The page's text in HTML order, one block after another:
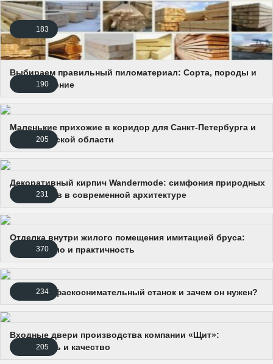
183
Выбираем правильный пиломатериал: Сорта, породы и
их применение
190
Маленькие прихожие в коридор для Санкт-Петербурга и
Ленинградской области
205
Декоративный кирпич Wandermode: симфония природных
материалов в современной архитектуре
231
Отделка внутри жилого помещения имитацией бруса:
стиль, тепло и практичность
370
Что такое фаскоснимательный станок и зачем он нужен?
234
Входные двери производства компании «Щит»:
надежность и качество
205